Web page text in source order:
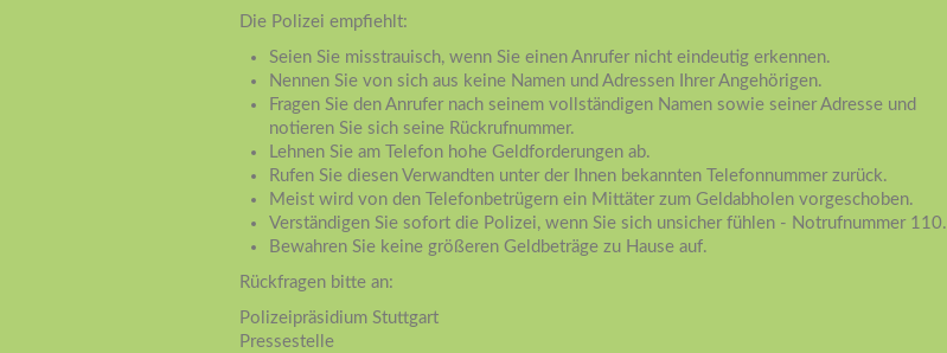
Die Polizei empfiehlt:
Seien Sie misstrauisch, wenn Sie einen Anrufer nicht eindeutig erkennen.
Nennen Sie von sich aus keine Namen und Adressen Ihrer Angehörigen.
Fragen Sie den Anrufer nach seinem vollständigen Namen sowie seiner Adresse und
notieren Sie sich seine Rückrufnummer.
Lehnen Sie am Telefon hohe Geldforderungen ab.
Rufen Sie diesen Verwandten unter der Ihnen bekannten Telefonnummer zurück.
Meist wird von den Telefonbetrügern ein Mittäter zum Geldabholen vorgeschoben.
Verständigen Sie sofort die Polizei, wenn Sie sich unsicher fühlen - Notrufnummer 110.
Bewahren Sie keine größeren Geldbeträge zu Hause auf.
Rückfragen bitte an:
Polizeipräsidium Stuttgart
Pressestelle